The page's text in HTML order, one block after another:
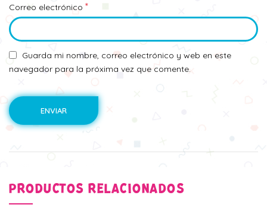
Correo electrónico *
Guarda mi nombre, correo electrónico y web en este
navegador para la próxima vez que comente.
PRODUCTOS RELACIONADOS